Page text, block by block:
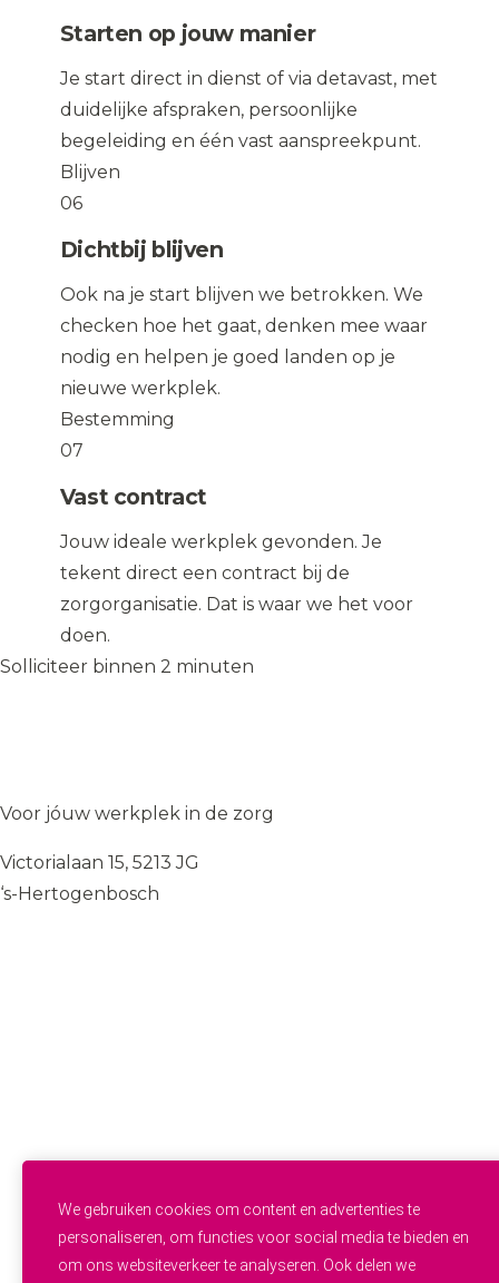
We gebruiken cookies om content en advertenties te
personaliseren, om functies voor social media te bieden en
om ons websiteverkeer te analyseren. Ook delen we
Starten op jouw manier
Je start direct in dienst of via detavast, met
duidelijke afspraken, persoonlijke
begeleiding en één vast aanspreekpunt.
Blijven
06
Dichtbij blijven
Ook na je start blijven we betrokken. We
checken hoe het gaat, denken mee waar
nodig en helpen je goed landen op je
nieuwe werkplek.
Bestemming
07
Vast contract
Jouw ideale werkplek gevonden. Je
tekent direct een contract bij de
zorgorganisatie. Dat is waar we het voor
doen.
Solliciteer binnen 2 minuten
Voor jóuw werkplek in de zorg
Victorialaan 15, 5213 JG
‘s-Hertogenbosch
Helpende Plus
Zij-instroom
Professionals